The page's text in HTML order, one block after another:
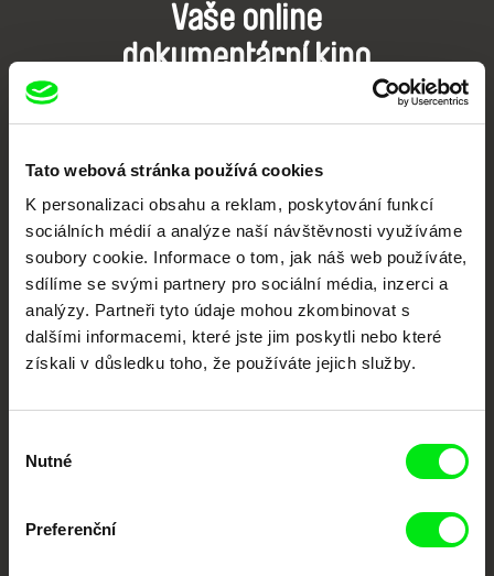
Tato webová stránka používá cookies
K personalizaci obsahu a reklam, poskytování funkcí
sociálních médií a analýze naší návštěvnosti využíváme
soubory cookie. Informace o tom, jak náš web používáte,
sdílíme se svými partnery pro sociální média, inzerci a
analýzy. Partneři tyto údaje mohou zkombinovat s
dalšími informacemi, které jste jim poskytli nebo které
získali v důsledku toho, že používáte jejich služby.
souhlasu
Nutné
Preferenční
Vaše online
dokumentární kino
Portál DAFilms.cz je výsledkem tvůrčí spolupráce 7 klíčových evropských
festivalů dokumentárního filmu sdružených do Doc Alliance. Naším cílem je
posouvat hranice dokumentárního filmu, propagovat jeho rozmanitost a
podporovat kvalitní autorské filmy.
Členové Doc Alliance